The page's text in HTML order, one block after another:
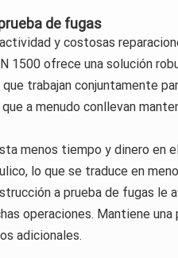
de fugas
y costosas
1500 ofrece una solución
trabajan conjuntamente
a menudo conllevan
menos tiempo y dinero en
lo que se traduce en
a prueba de fugas
operaciones. Mantiene
adicionales.